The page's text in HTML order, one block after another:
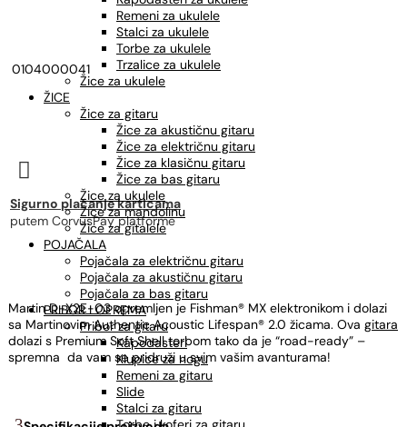
Remeni za ukulele
Stalci za ukulele
Torbe za ukulele
Trzalice za ukulele
Žice za ukulele
ŽICE
Žice za gitaru
Žice za akustičnu gitaru
Žice za električnu gitaru
Žice za klasičnu gitaru
Žice za bas gitaru
Žice za ukulele
Žice za mandolinu
Žice za gitalele
POJAČALA
Pojačala za električnu gitaru
Pojačala za akustičnu gitaru
Pojačala za bas gitaru
PRIBOR I OPREMA
Pribor za gitaru
Kapodasteri
Klupice za nogu
Remeni za gitaru
Slide
Stalci za gitaru
0104000041

Sigurno plaćanje karticama
putem CorvusPay platforme
MartinD-X2E-03opremljen je Fishman® MX elektronikom i dolazi
sa Martinovim Authentic Acoustic Lifespan® 2.0 žicama. Ova gitara
dolazi s Premium Soft Shell torbom tako da je “road-ready” –
spremna da vam se pridruži u svim vašim avanturama!